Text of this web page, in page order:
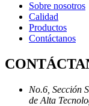
Sobre nosotros
Calidad
Productos
Contáctanos
No.6, Sección
de Alta